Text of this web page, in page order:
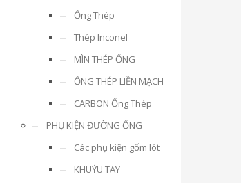
Ống Thép
Thép Inconel
MÌN THÉP ỐNG
ỐNG THÉP LIỀN MẠCH
CARBON Ống Thép
PHỤ KIỆN ĐƯỜNG ỐNG
Các phụ kiện gốm lót
KHUỶU TAY